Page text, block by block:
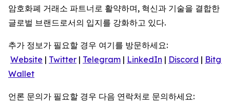
암호화폐 거래소 파트너로 활약하며, 혁신과 기술을 결합한
글로벌 브랜드로서의 입지를 강화하고 있다.
추가 정보가 필요할 경우 여기를 방문하세요:
Website | Twitter | Telegram | LinkedIn | Discord | Bitget
Wallet
언론 문의가 필요할 경우 다음 연락처로 문의하세요: